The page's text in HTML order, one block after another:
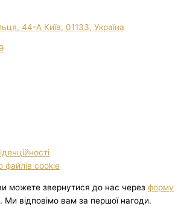
44-А Київ, 01133, Україна
файлів cookie
можете звернутися до нас через форму
. Ми відповімо вам за першої нагоди.